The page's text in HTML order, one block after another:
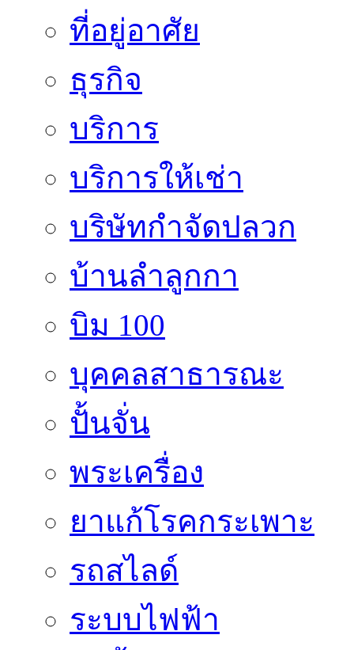
ที่อยู่อาศัย
ธุรกิจ
บริการ
บริการให้เช่า
บริษัทกำจัดปลวก
บ้านลำลูกกา
บิม 100
บุคคลสาธารณะ
ปั้นจั่น
พระเครื่อง
ยาแก้โรคกระเพาะ
รถสไลด์
ระบบไฟฟ้า